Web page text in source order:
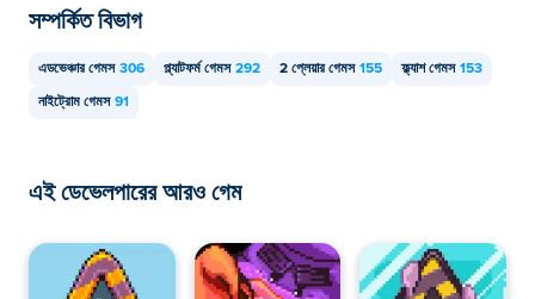
সম্পর্কিত বিভাগ
এডভেঞ্চার গেমস 306 প্ল্যাটফর্ম গেমস 292 2 প্লেয়ার গেমস 155 ফ্ল্যাশ গেমস 153
নাইট্রোম গেমস 91
এই ডেভেলপারের আরও গেম